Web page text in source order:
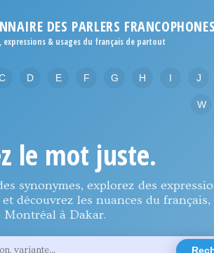
DES PARLERS
expressions & usages du français de partout
D E F G H I J
W
le mot juste.
synonymes, explorez des
découvrez les nuances du français,
Montréal à Dakar.